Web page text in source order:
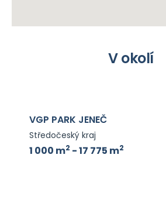
V okolí
PROLOGIS PARK PRAGUE
Středočeský kraj
1 319 m2 - 35 739 m